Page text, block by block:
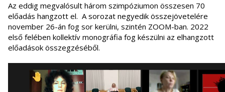
Az eddig megvalósult három szimpóziumon összesen 70
előadás hangzott el. A sorozat negyedik összejövetelére
november 26-án fog sor kerülni, szintén ZOOM-ban. 2022
első felében kollektív monográfia fog készülni az elhangzott
előadások összegzéséből.